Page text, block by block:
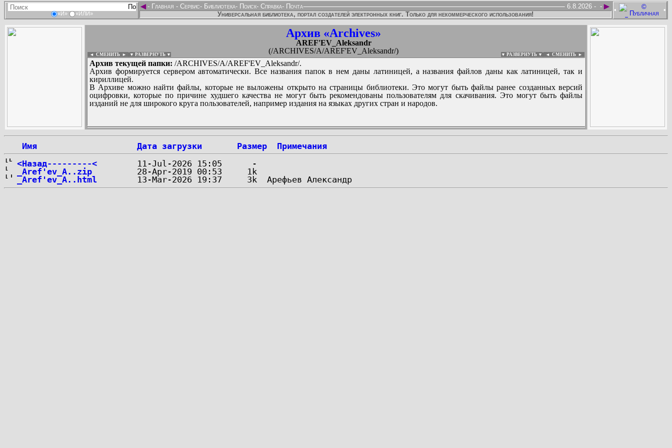
«И» «ИЛИ»
• •
◄ ►
- Главная - Сервис- Библиотека- Поиск- Справка- Почта -
6.8.2026 -
Универсальная библиотека, портал создателей электронных книг. Только для некоммерческого использования!
Архив «Archives»
AREF'EV_Aleksandr
(/ARCHIVES/A/AREF'EV_Aleksandr/)
◄ СМЕНИТЬ ► ▼ РАЗВЕРНУТЬ ▼ ▼ РАЗВЕРНУТЬ ▼ ◄ СМЕНИТЬ ►
Архив текущей папки: /ARCHIVES/A/AREF'EV_Aleksandr/.
Архив формируется сервером автоматически. Все названия папок в нем даны латиницей, а названия файлов даны как латиницей, так и
кириллицей.
В Архиве можно найти файлы, которые не выложены открыто на страницы библиотеки. Это могут быть файлы ранее созданных версий
оцифровки, которые по причине худшего качества не могут быть рекомендованы пользователям для скачивания. Это могут быть файлы
изданий не для широкого круга пользователей, например издания на языках других стран и народов.
:
...
Имя Дата загрузки Размер
Примечания
<Назад---------<
_Aref'ev_A..zip
_Aref'ev_A..html